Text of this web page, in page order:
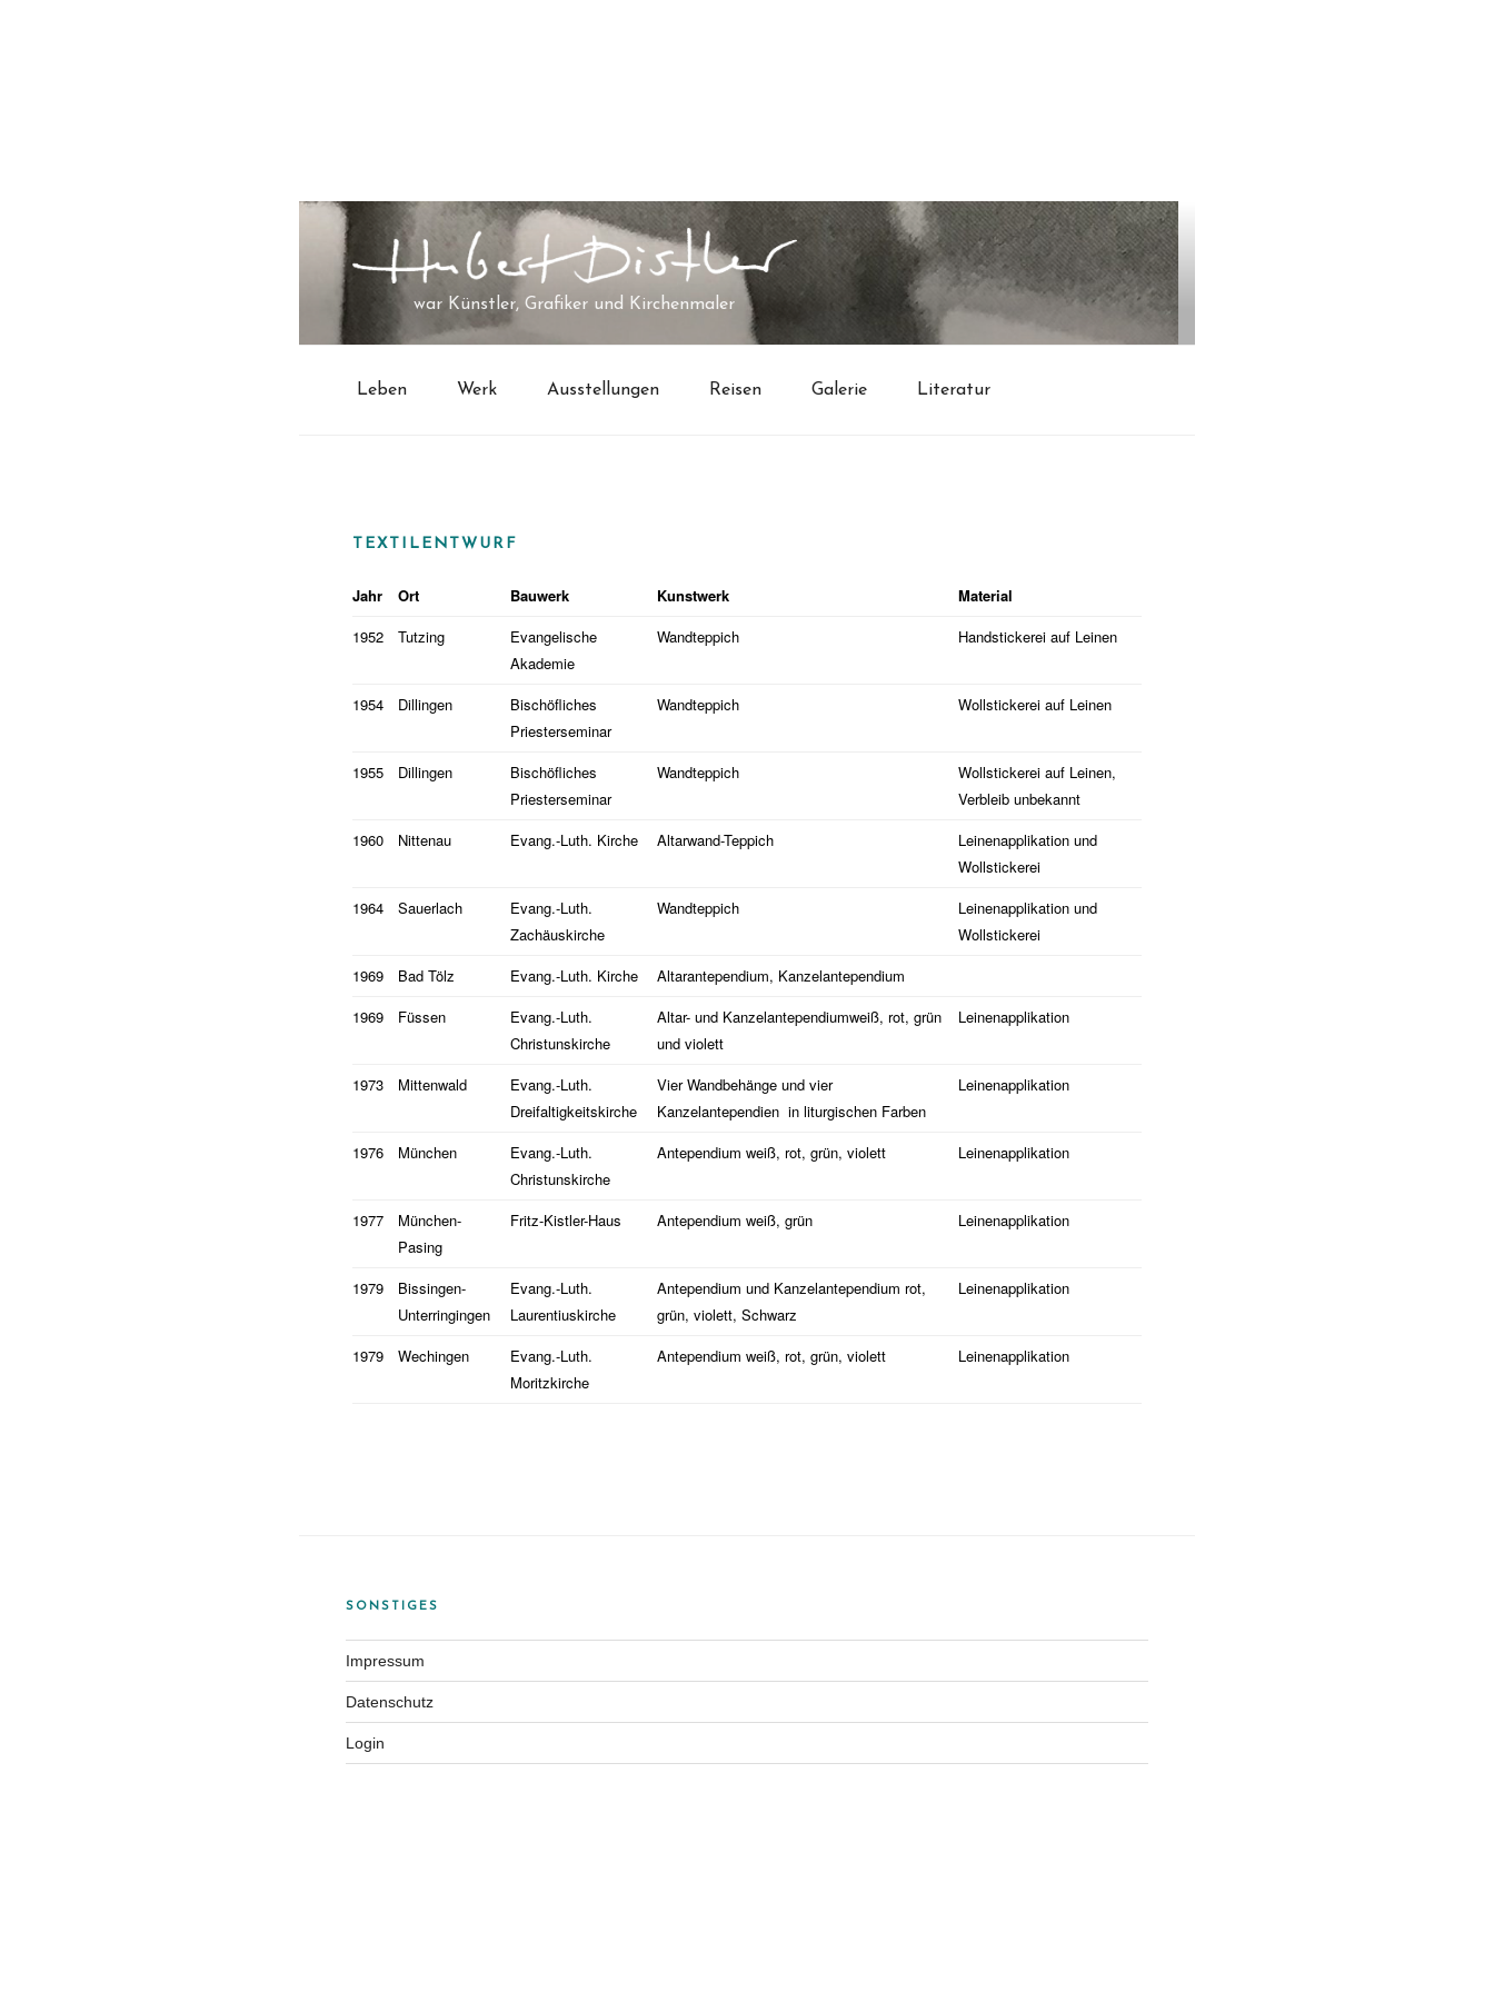
springen
war Künstler, Grafiker und Kirchenmaler
Leben Werk Ausstellungen Reisen Galerie Literatur
TEXTILENTWURF
Jahr Ort Bauwerk Kunstwerk
Material
1952
Tutzing
Evangelische
Akademie
Wandteppich Handstickerei auf Leinen
1954 Dillingen
Bischöfliches
Priesterseminar
Wandteppich Wollstickerei auf Leinen
1955 Dillingen
Bischöfliches
Priesterseminar
Wandteppich
Wollstickerei auf Leinen,
Verbleib unbekannt
1960
Nittenau Evang.-Luth. Kirche Altarwand-Teppich
Leinenapplikation und
Wollstickerei
1964
Sauerlach
Evang.-Luth.
Zachäuskirche
Wandteppich
Leinenapplikation und
Wollstickerei
1969
Bad Tölz Evang.-Luth. Kirche
Altarantependium, Kanzelantependium
1969
Füssen
Evang.-Luth.
Christunskirche
Altar- und Kanzelantependiumweiß, rot, grün
und violett
Leinenapplikation
1973 Mittenwald
Evang.-Luth.
Dreifaltigkeitskirche
Vier Wandbehänge und vier
Kanzelantependien in liturgischen Farben
Leinenapplikation
1976 München
Evang.-Luth.
Christunskirche
Antependium weiß, rot, grün, violett Leinenapplikation
1977
München-
Pasing
Fritz-Kistler-Haus Antependium weiß, grün Leinenapplikation
1979
Bissingen-
Unterringingen
Evang.-Luth.
Laurentiuskirche
Antependium und Kanzelantependium rot,
grün, violett, Schwarz
Leinenapplikation
1979 Wechingen
Evang.-Luth.
Moritzkirche
Antependium weiß, rot, grün, violett Leinenapplikation
SONSTIGES
Impressum
Datenschutz
Login